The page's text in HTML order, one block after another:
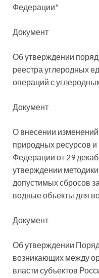
Федерации"
Документ
Об утверждении
реестра углеродных
операций с
Документ
О внесении
природных ресурсов и
Федерации от 29
утверждении
допустимых сбросов
водные объекты для
Документ
Об утверждении
возникающих между
власти субъектов